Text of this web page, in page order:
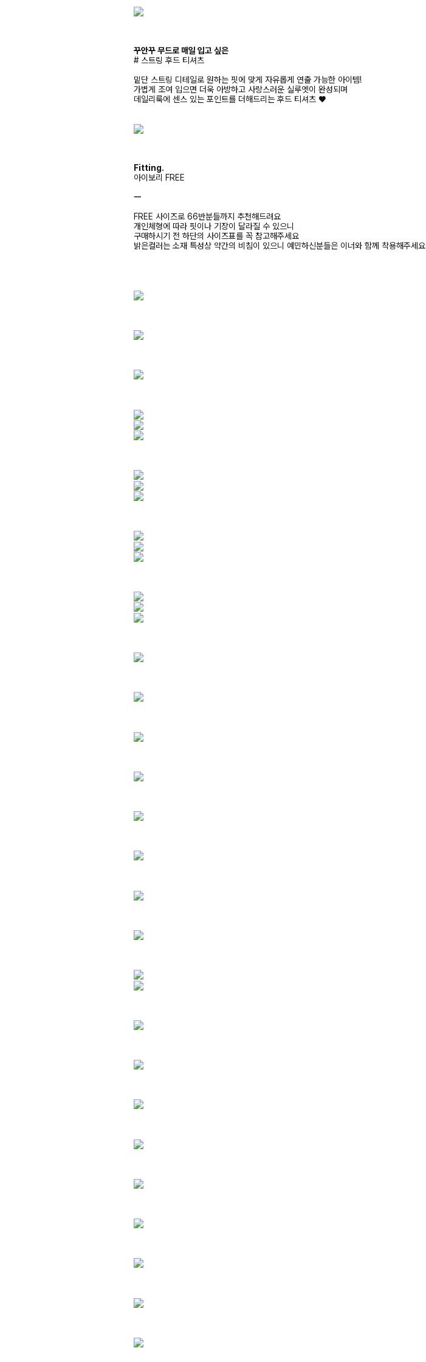
꾸안꾸 무드로 매일 입고 싶은
# 스트링 후드 티셔츠
밑단 스트링 디테일로 원하는 핏에 맞게 자유롭게 연출 가능한 아이템!
가볍게 조여 입으면 더욱 아방하고 사랑스러운 실루엣이 완성되며
데일리룩에 센스 있는 포인트를 더해드리는 후드 티셔츠 ♥
Fitting.
아이보리 FREE
ㅡ
FREE 사이즈로 66반분들까지 추천해드려요
개인체형에 따라 핏이나 기장이 달라질 수 있으니
구매하시기 전 하단의 사이즈표를 꼭 참고해주세요
밝은컬러는 소재 특성상 약간의 비침이 있으니 예민하신분들은 이너와 함께 착용해주세요